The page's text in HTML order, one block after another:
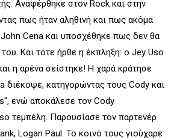
Αναφέρθηκε στον Rock και στην
πως ήταν αληθινή και πως ακόμα
John Cena και υποσχέθηκε πως δεν θα
του. Και τότε ήρθε η έκπληξη: ο Jey Uso
η αρένα σείστηκε! Η χαρά κράτησε
διέκοψε, κατηγορώντας τους Cody και
ενώ αποκάλεσε τον Cody
τεμπέλη. Παρουσίασε τον παρτενέρ
Logan Paul. Το κοινό τους γιούχαρε